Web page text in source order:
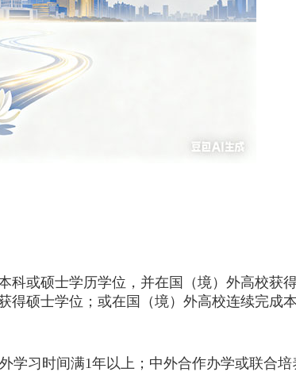
或硕士学历学位，并在国（境）外高校获
得硕士学位；或在国（境）外高校连续完成
习时间满1年以上；中外合作办学或联合培